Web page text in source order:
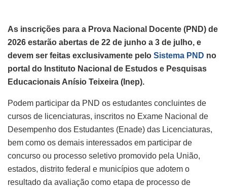
As inscrições para a Prova Nacional Docente (PND) de
2026 estarão abertas de 22 de junho a 3 de julho, e
devem ser feitas exclusivamente pelo Sistema PND no
portal do Instituto Nacional de Estudos e Pesquisas
Educacionais Anísio Teixeira (Inep).
Podem participar da PND os estudantes concluintes de
cursos de licenciaturas, inscritos no Exame Nacional de
Desempenho dos Estudantes (Enade) das Licenciaturas,
bem como os demais interessados em participar de
concurso ou processo seletivo promovido pela União,
estados, distrito federal e municípios que adotem o
resultado da avaliação como etapa de processo de